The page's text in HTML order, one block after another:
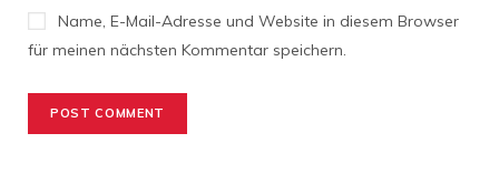
Name, E-Mail-Adresse und Website in diesem Browser
für meinen nächsten Kommentar speichern.